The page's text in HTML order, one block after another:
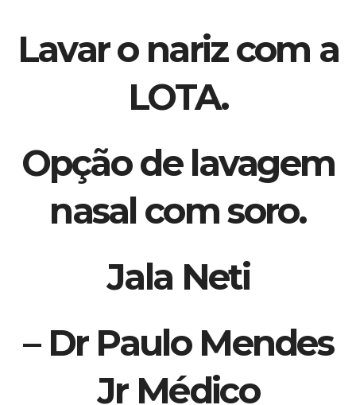
Lavar o nariz com a
LOTA.
Opção de lavagem
nasal com soro.
Jala Neti
– Dr Paulo Mendes
Jr Médico